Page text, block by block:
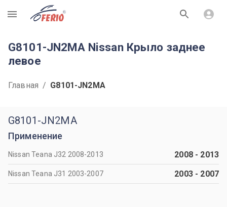
R
G8101-JN2MA Nissan Крыло заднее
левое
Главная / G8101-JN2MA
G8101-JN2MA
Применение
Nissan Teana J32 2008-2013 2008- 2013
Nissan Teana J31 2003-2007 2003- 2007